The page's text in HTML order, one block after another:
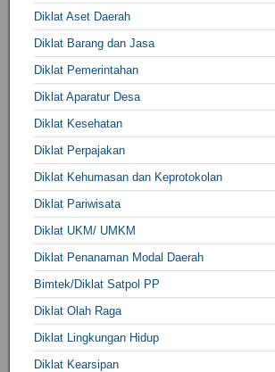
Diklat Aset Daerah
Diklat Barang dan Jasa
Diklat Pemerintahan
Diklat Aparatur Desa
Diklat Kesehatan
Diklat Perpajakan
Diklat Kehumasan dan Keprotokolan
Diklat Pariwisata
Diklat UKM/ UMKM
Diklat Penanaman Modal Daerah
Bimtek/Diklat Satpol PP
Diklat Olah Raga
Diklat Lingkungan Hidup
Diklat Kearsipan